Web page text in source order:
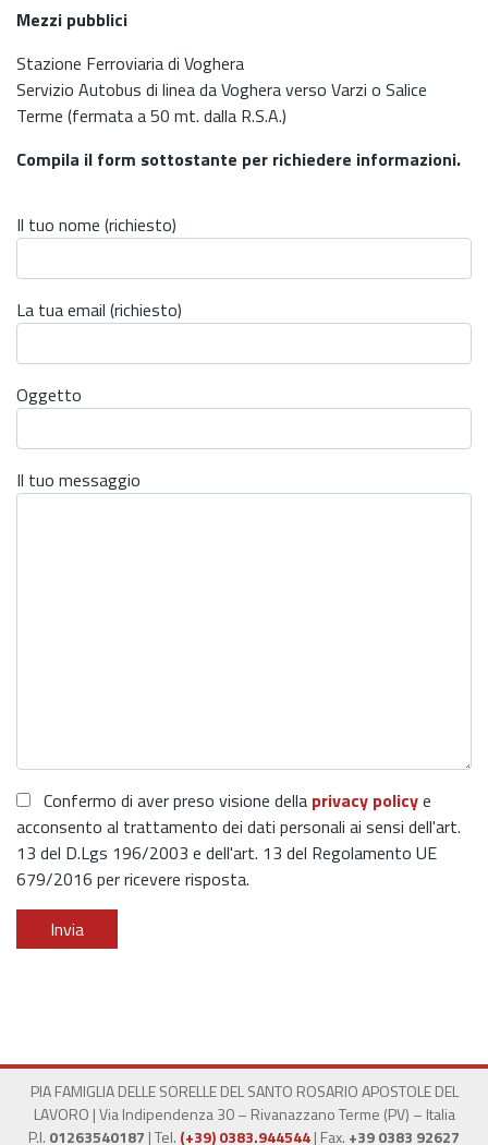
Mezzi pubblici
Stazione Ferroviaria di Voghera
Servizio Autobus di linea da Voghera verso Varzi o Salice
Terme (fermata a 50 mt. dalla R.S.A.)
Compila il form sottostante per richiedere informazioni.
Il tuo nome (richiesto)
La tua email (richiesto)
Oggetto
Il tuo messaggio
Confermo di aver preso visione della privacy policye
acconsento al trattamento dei dati personali ai sensi dell'art.
13 del D.Lgs 196/2003 e dell'art. 13 del Regolamento UE
679/2016 per ricevere risposta.
PIA FAMIGLIA DELLE SORELLE DEL SANTO ROSARIO APOSTOLE DEL
LAVORO | Via Indipendenza 30 – Rivanazzano Terme (PV) – Italia
P.I. 01263540187 |Tel. (+39) 0383.944544| Fax. +39 0383 92627